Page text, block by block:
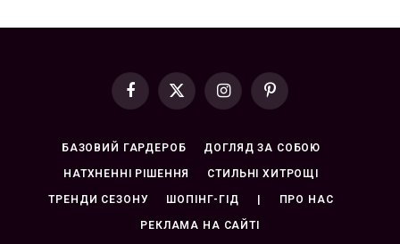
Facebook
X
InstagramPinterest
БАЗОВИЙ ГАРДЕРОБ ДОГЛЯД ЗА СОБОЮ
НАТХНЕННІ РІШЕННЯ СТИЛЬНІ ХИТРОЩІ
ТРЕНДИ СЕЗОНУ ШОПІНГ-ГІД ПРО НАС
РЕКЛАМА НА САЙТІ